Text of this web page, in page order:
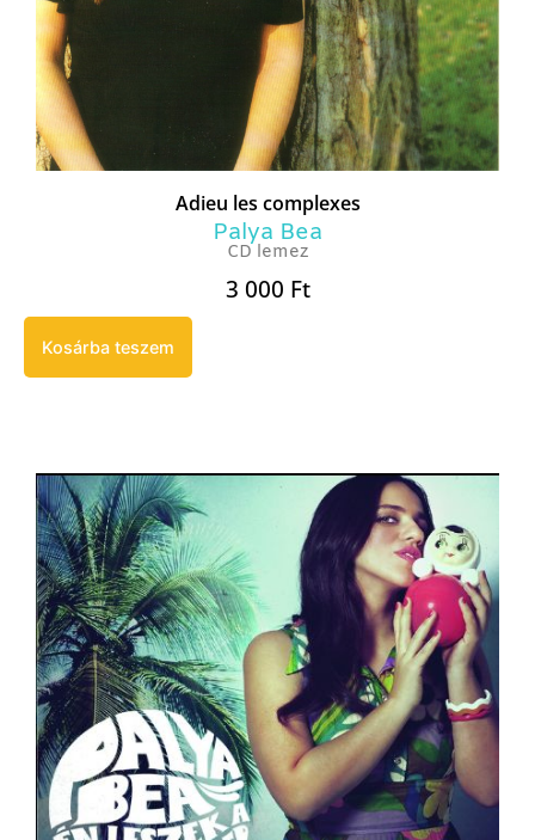
Adieu les complexes
Palya Bea
CD lemez
3 000 Ft
Kosárba teszem